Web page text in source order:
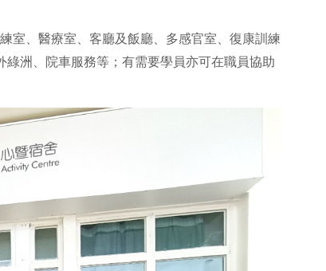
室、醫療室、客廳及飯廳、多感官室、復康訓練
洲、院車服務等；有需要學員亦可在職員協助